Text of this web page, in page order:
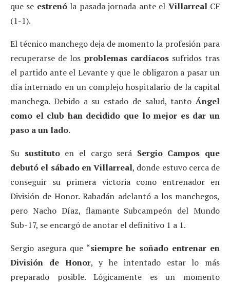
que se estrenóla pasada jornada ante el VillarrealCF
(1-1).
El técnico manchego deja de momento la profesión para
recuperarse de los problemas cardíacossufridos tras
el partido ante el Levante y que le obligaron a pasar un
día internado en un complejo hospitalario de la capital
manchega. Debido a su estado de salud, tantoÁngel
como el club han decidido que lo mejor es dar un
paso a un lado.
Su sustitutoen el cargo será Sergio Campos que
debutó el sábado en Villarreal, donde estuvo cerca de
conseguir su primera victoria como entrenador en
División de Honor. Rabadán adelantó a los manchegos,
pero Nacho Díaz, flamante Subcampeón del Mundo
Sub-17, se encargó de anotar el definitivo 1 a 1.
Sergio asegura que “siempre he soñado entrenar en
División de Honor, y he intentado estar lo más
preparado posible. Lógicamente es un momento